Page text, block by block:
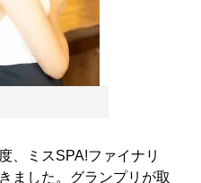
、ミスSPA!ファイナリ
ました。グランプリが取